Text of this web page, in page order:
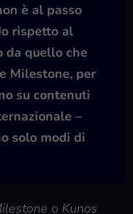
è al passo
rispetto al
da quello che
Milestone, per
su contenuti
–
solo modi di
o Kunos